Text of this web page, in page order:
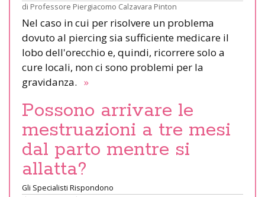
di Professore Piergiacomo Calzavara Pinton
Nel caso in cui per risolvere un problema
dovuto al piercing sia sufficiente medicare il
lobo dell'orecchio e, quindi, ricorrere solo a
cure locali, non ci sono problemi per la
gravidanza. »
Possono arrivare le
mestruazioni a tre mesi
dal parto mentre si
allatta?
Gli Specialisti Rispondono